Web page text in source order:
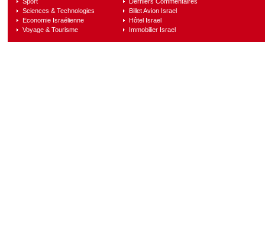
Sciences & Technologies
Economie Israélienne
Voyage & Tourisme
Billet Avion Israel
Hôtel Israel
Immobilier Israel